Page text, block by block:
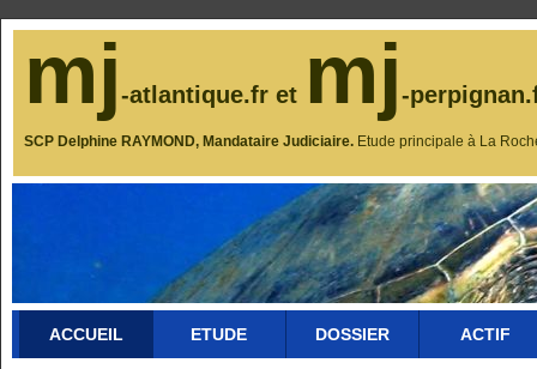
mj-atlantique.fr et mj-
SCP Delphine RAYMOND, Mandataire Judiciaire. Etude principale à La
ACCUEIL ETUDE DOSSIER ACTIF